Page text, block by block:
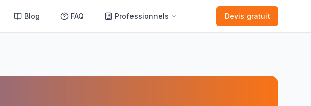
Blog FAQ Professionnels Devis gratuit